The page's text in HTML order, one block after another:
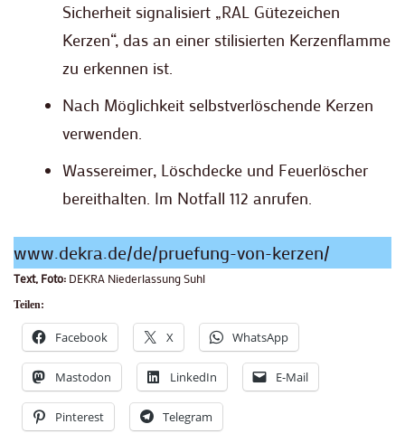
Sicherheit signalisiert „RAL Gütezeichen
Kerzen“, das an einer stilisierten Kerzenflamme
zu erkennen ist.
Nach Möglichkeit selbstverlöschende Kerzen
verwenden.
Wassereimer, Löschdecke und Feuerlöscher
bereithalten. Im Notfall 112 anrufen.
www.dekra.de/de/pruefung-von-kerzen/
Text, Foto: DEKRA Niederlassung Suhl
Teilen:
Facebook X WhatsApp
Mastodon LinkedIn E-Mail
Pinterest Telegram